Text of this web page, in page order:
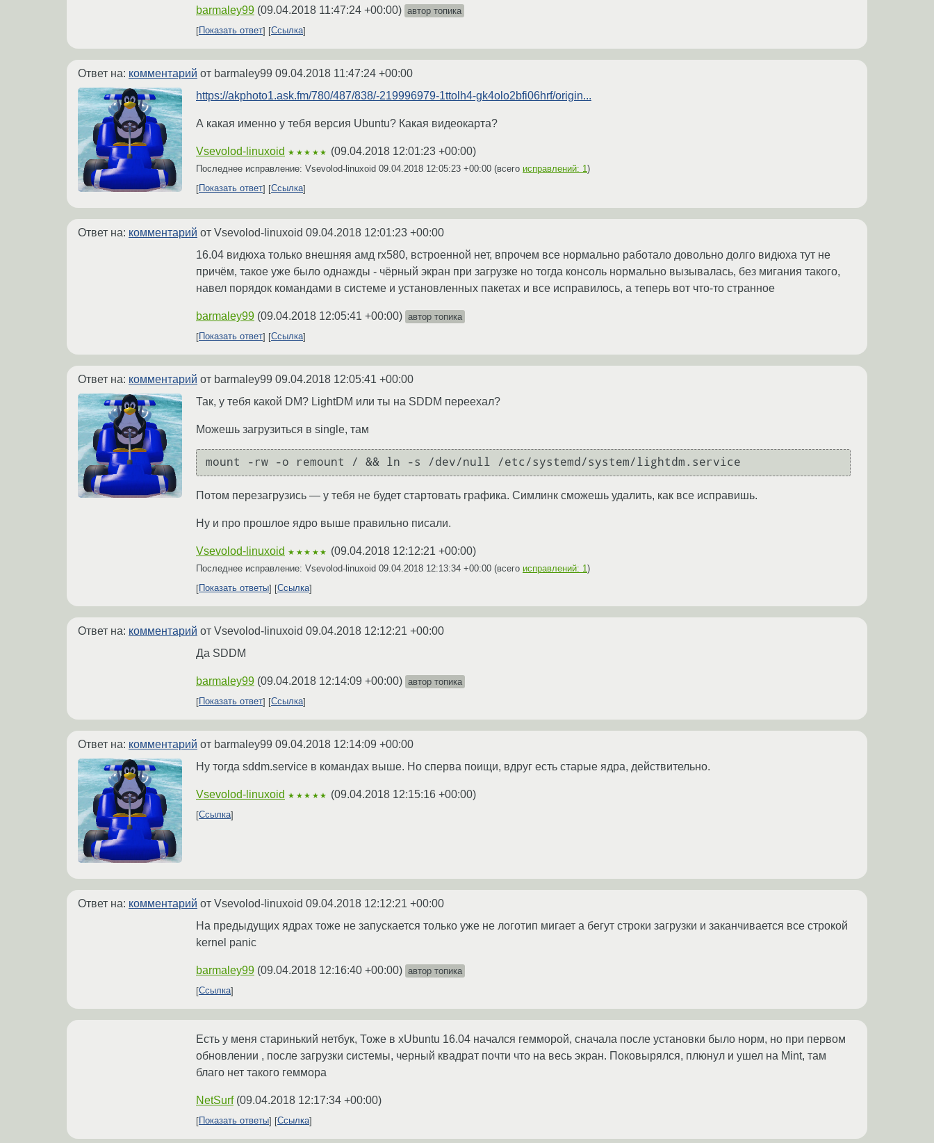
barmaley99 (09.04.2018 11:47:24 +00:00) автор топика
Показать ответ
Ссылка
Ответ на: комментарий от barmaley99 09.04.2018 11:47:24 +00:00
https://akphoto1.ask.fm/780/487/838/-219996979-1ttolh4-gk4olo2bfi06hrf/origin...
А какая именно у тебя версия Ubuntu? Какая видеокарта?
Vsevolod-linuxoid ★★★★★ (09.04.2018 12:01:23 +00:00)
Последнее исправление: Vsevolod-linuxoid 09.04.2018 12:05:23 +00:00 (всего исправлений: 1 )
Показать ответ
Ссылка
Ответ на: комментарий от Vsevolod-linuxoid 09.04.2018 12:01:23 +00:00
16.04 видюха только внешняя амд rx580, встроенной нет, впрочем все нормально работало довольно долго видюха тут не
причём, такое уже было однажды - чёрный экран при загрузке но тогда консоль нормально вызывалась, без мигания такого,
навел порядок командами в системе и установленных пакетах и все исправилось, а теперь вот что-то странное
barmaley99 (09.04.2018 12:05:41 +00:00) автор топика
Показать ответ
Ссылка
Ответ на: комментарий от barmaley99 09.04.2018 12:05:41 +00:00
Так, у тебя какой DM? LightDM или ты на SDDM переехал?
Можешь загрузиться в single, там
mount -rw -o remount / && ln -s /dev/null /etc/systemd/system/lightdm.service
Потом перезагрузись — у тебя не будет стартовать графика. Симлинк сможешь удалить, как все исправишь.
Ну и про прошлое ядро выше правильно писали.
Vsevolod-linuxoid ★★★★★ (09.04.2018 12:12:21 +00:00)
Последнее исправление: Vsevolod-linuxoid 09.04.2018 12:13:34 +00:00 (всего исправлений: 1 )
Показать ответы
Ссылка
Ответ на: комментарий от Vsevolod-linuxoid 09.04.2018 12:12:21 +00:00
Да SDDM
barmaley99 (09.04.2018 12:14:09 +00:00) автор топика
Показать ответ
Ссылка
Ответ на: комментарий от barmaley99 09.04.2018 12:14:09 +00:00
Ну тогда sddm.service в командах выше. Но сперва поищи, вдруг есть старые ядра, действительно.
Vsevolod-linuxoid ★★★★★ (09.04.2018 12:15:16 +00:00)
Ссылка
Ответ на: комментарий от Vsevolod-linuxoid 09.04.2018 12:12:21 +00:00
На предыдущих ядрах тоже не запускается только уже не логотип мигает а бегут строки загрузки и заканчивается все строкой
kernel panic
barmaley99 (09.04.2018 12:16:40 +00:00) автор топика
Ссылка
Есть у меня старинький нетбук, Тоже в xUbuntu 16.04 начался гемморой, сначала после установки было норм, но при первом
обновлении , после загрузки системы, черный квадрат почти что на весь экран. Поковырялся, плюнул и ушел на Mint, там
благо нет такого геммора
NetSurf (09.04.2018 12:17:34 +00:00)
Показать ответы Ссылка